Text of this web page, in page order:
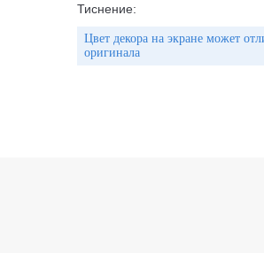
Тиснение:
Цвет декора на экране может
оригинала